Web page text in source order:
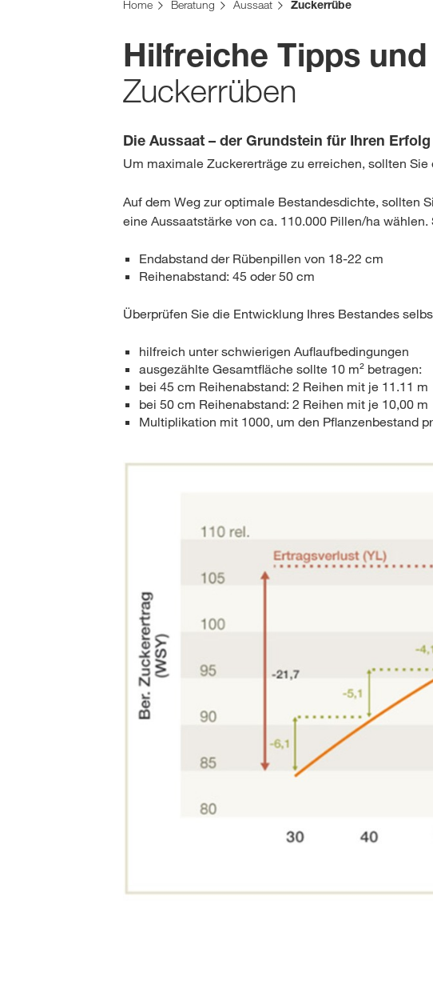
Sie befinden sich auf der KWS Website für die Schweiz. Für
JETZT WECHSELN
Home Beratung Aussaat Zuckerrübe
Hilfreiche Tipps
Zuckerrüben
Die Aussaat – der Grundstein für Ihren Erfolg
Um maximale Zuckererträge zu erreichen, sollten
Auf dem Weg zur optimale Bestandesdichte, sollten
eine Aussaatstärke von ca. 110.000 Pillen/ha
Endabstand der Rübenpillen von 18-22 cm
Reihenabstand: 45 oder 50 cm
Überprüfen Sie die Entwicklung Ihres Bestandes
hilfreich unter schwierigen Auflaufbedingungen
ausgezählte Gesamtfläche sollte 10 m² betragen:
bei 45 cm Reihenabstand: 2 Reihen mit je 11.11 m
bei 50 cm Reihenabstand: 2 Reihen mit je 10,00 m
Multiplikation mit 1000, um den Pflanzenbestand